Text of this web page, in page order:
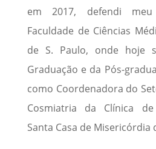
em 2017, defendi
Faculdade de Ciências
de S. Paulo, onde hoje
Graduação e da Pós-
como Coordenadora do
Cosmiatria da Clínica
Santa Casa de Misericórdia